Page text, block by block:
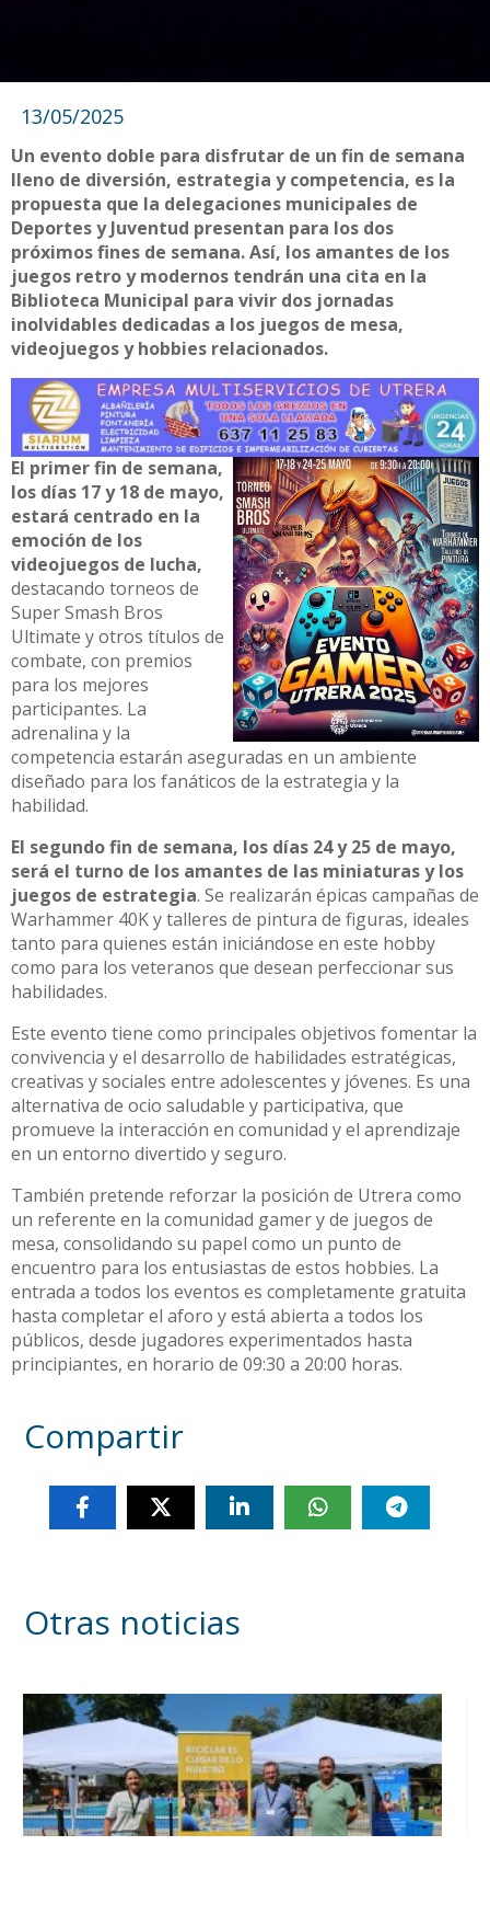
13/05/2025
Un evento doble para disfrutar de un fin de semana
lleno de diversión, estrategia y competencia, es la
propuesta que la delegaciones municipales de
Deportes y Juventud presentan para los dos
próximos fines de semana. Así, los amantes de los
juegos retro y modernos tendrán una cita en la
Biblioteca Municipal para vivir dos jornadas
inolvidables dedicadas a los juegos de mesa,
videojuegos y hobbies relacionados.
El primer fin de semana,
los días 17 y 18 de mayo,
estará centrado en la
emoción de los
videojuegos de lucha,
destacando torneos de
Super Smash Bros
Ultimate y otros títulos de
combate, con premios
para los mejores
participantes. La
adrenalina y la
competencia estarán aseguradas en un ambiente
diseñado para los fanáticos de la estrategia y la
habilidad.
El segundo fin de semana, los días 24 y 25 de mayo,
será el turno de los amantes de las miniaturas y los
juegos de estrategia. Se realizarán épicas campañas de
Warhammer 40K y talleres de pintura de figuras, ideales
tanto para quienes están iniciándose en este hobby
como para los veteranos que desean perfeccionar sus
habilidades.
Este evento tiene como principales objetivos fomentar la
convivencia y el desarrollo de habilidades estratégicas,
creativas y sociales entre adolescentes y jóvenes. Es una
alternativa de ocio saludable y participativa, que
promueve la interacción en comunidad y el aprendizaje
en un entorno divertido y seguro.
También pretende reforzar la posición de Utrera como
un referente en la comunidad gamer y de juegos de
mesa, consolidando su papel como un punto de
encuentro para los entusiastas de estos hobbies. La
entrada a todos los eventos es completamente gratuita
hasta completar el aforo y está abierta a todos los
públicos, desde jugadores experimentados hasta
principiantes, en horario de 09:30 a 20:00 horas.
Compartir
Otras noticias